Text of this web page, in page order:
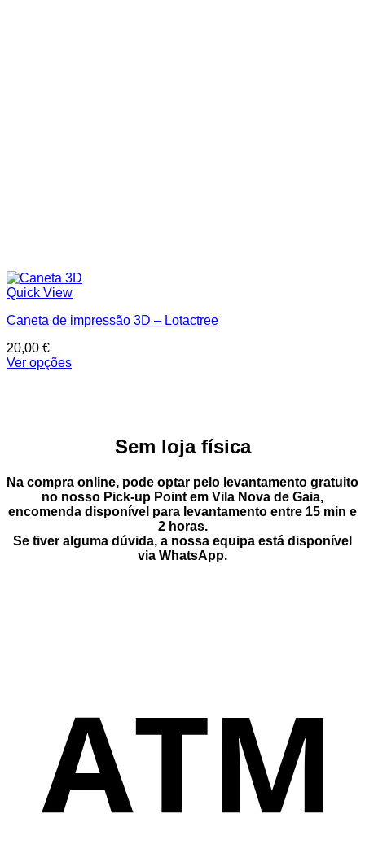
Quick View
Caneta de impressão 3D – Lotactree
20,00 €
Ver opções
may
chosen
the
Sem loja física
Na compra online, pode optar pelo levantamento gratuito
no nosso Pick-up Point em Vila Nova de Gaia,
encomenda disponível para levantamento entre 15 min e
2 horas.
Se tiver alguma dúvida, a nossa equipa está disponível
via WhatsApp.